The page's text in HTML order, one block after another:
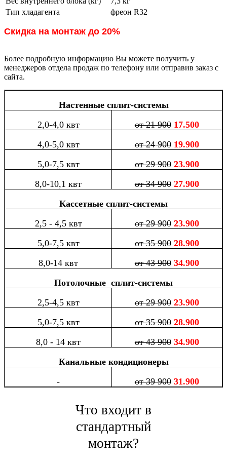
Тип хладагента
фреон R32
Скидка на монтаж до 20%
Более подробную информацию Вы можете получить у
менеджеров отдела продаж по телефону или отправив заказ с
сайта.
Настенные сплит-системы
2,0-4,0 квт
от 21 90017.500
4,0-5,0 квт
от 24 90019.900
5,0-7,5 квт
от 29 90023.900
8,0-10,1 квт
от 34 90027.900
Кассетные сплит-системы
2,5 - 4,5 квт
от 29 90023.900
5,0-7,5 квт
от 35 90028.900
8,0-14 квт
от 43 90034.900
Потолочные сплит-системы
2,5-4,5 квт
от 29 90023.900
5,0-7,5 квт
от 35 90028.900
8,0 - 14 квт
от 43 90034.900
Канальные кондиционеры
-
от 39 90031.900
Что входит в
стандартный
монтаж?